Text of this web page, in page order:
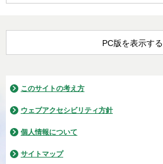
PC版を表示する
このサイトの考え方
ウェブアクセシビリティ方針
個人情報について
サイトマップ